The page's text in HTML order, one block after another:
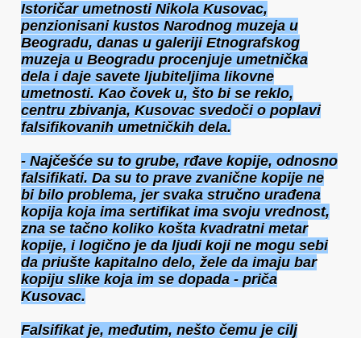
Istoričar umetnosti Nikola Kusovac,
penzionisani kustos Narodnog muzeja u
Beogradu, danas u galeriji Etnografskog
muzeja u Beogradu procenjuje umetnička
dela i daje savete ljubiteljima likovne
umetnosti. Kao čovek u, što bi se reklo,
centru zbivanja, Kusovac svedoči o poplavi
falsifikovanih umetničkih dela.
- Najčešće su to grube, rđave kopije, odnosno
falsifikati. Da su to prave zvanične kopije ne
bi bilo problema, jer svaka stručno urađena
kopija koja ima sertifikat ima svoju vrednost,
zna se tačno koliko košta kvadratni metar
kopije, i logično je da ljudi koji ne mogu sebi
da priušte kapitalno delo, žele da imaju bar
kopiju slike koja im se dopada - priča
Kusovac.
Falsifikat je, međutim, nešto čemu je cilj